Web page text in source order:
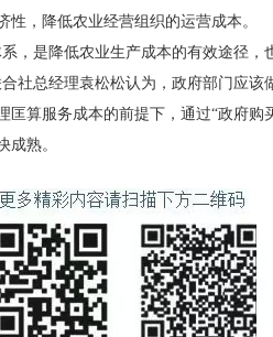
，降低农业经营组织的运营成本。
是降低农业生产成本的有效途径，
社总经理袁松松认为，政府部门应该
匡算服务成本的前提下，通过“政府购
成熟。